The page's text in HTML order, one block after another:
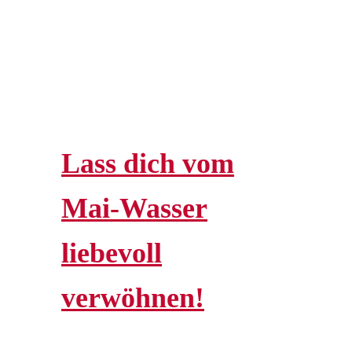
Lass dich vom
Mai-Wasser
liebevoll
verwöhnen!